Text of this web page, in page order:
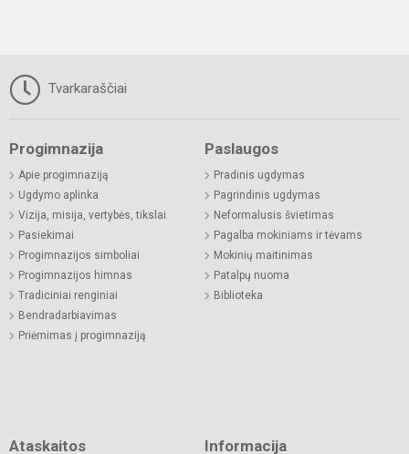
Tvarkaraščiai
Progimnazija
Apie progimnaziją
Ugdymo aplinka
Vizija, misija, vertybės, tikslai
Pasiekimai
Progimnazijos simboliai
Progimnazijos himnas
Tradiciniai renginiai
Bendradarbiavimas
Priėmimas į progimnaziją
Paslaugos
Pradinis ugdymas
Pagrindinis ugdymas
Neformalusis švietimas
Pagalba mokiniams ir tėvams
Mokinių maitinimas
Patalpų nuoma
Biblioteka
Ataskaitos Informacija